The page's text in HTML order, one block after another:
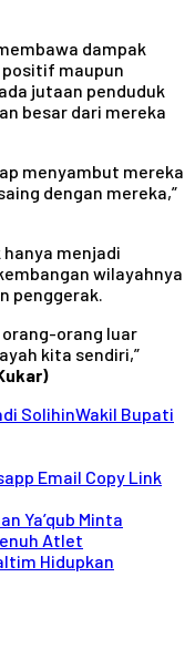
dampak
positif maupun
jutaan penduduk
besar dari mereka
menyambut mereka
dengan mereka,”
menjadi
wilayahnya
penggerak.
orang luar
kita sendiri,”
SolihinWakil Bupati
Email Copy Link
Ya’qub Minta
Atlet
Hidupkan